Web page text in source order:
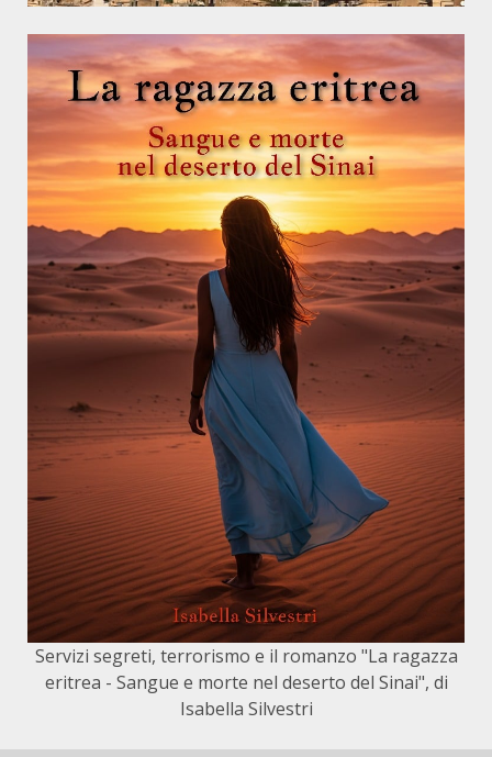
Servizi segreti, terrorismo e il romanzo "La ragazza
eritrea - Sangue e morte nel deserto del Sinai", di
Isabella Silvestri